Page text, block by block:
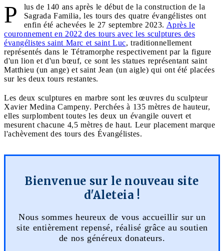
P
lus de 140 ans après le début de la construction de la
Sagrada Familia, les tours des quatre évangélistes ont
enfin été achevées le 27 septembre 2023. Après le
couronnement en 2022 des tours avec les sculptures des
évangélistes saint Marc et saint Luc, traditionnellement
représentés dans le Tétramorphe respectivement par la figure
d'un lion et d'un bœuf, ce sont les statues représentant saint
Matthieu (un ange) et saint Jean (un aigle) qui ont été placées
sur les deux tours restantes.
Les deux sculptures en marbre sont les œuvres du sculpteur
Xavier Medina Campeny. Perchées à 135 mètres de hauteur,
elles surplombent toutes les deux un évangile ouvert et
mesurent chacune 4,5 mètres de haut. Leur placement marque
l'achèvement des tours des Évangélistes.
Bienvenue sur le nouveau site
d'Aleteia !
Nous sommes heureux de vous accueillir sur un
site entièrement repensé, réalisé grâce au soutien
de nos généreux donateurs.